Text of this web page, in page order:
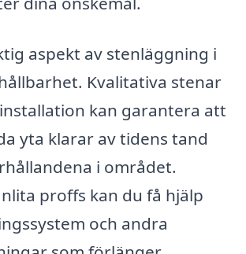
aspekt av stenläggning i
Kvalitativa stenar
kan garantera att
yta klarar av tidens tand
i området.
proffs kan du få hjälp
och andra